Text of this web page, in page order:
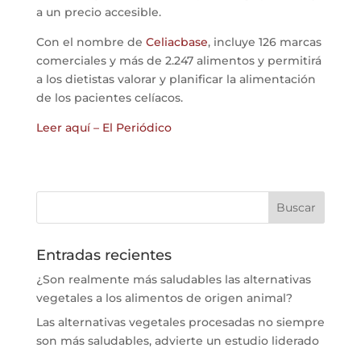
a un precio accesible.
Con el nombre de Celiacbase, incluye 126 marcas
comerciales y más de 2.247 alimentos y permitirá
a los dietistas valorar y planificar la alimentación
de los pacientes celíacos.
Leer aquí – El Periódico
Entradas recientes
¿Son realmente más saludables las alternativas
vegetales a los alimentos de origen animal?
Las alternativas vegetales procesadas no siempre
son más saludables, advierte un estudio liderado